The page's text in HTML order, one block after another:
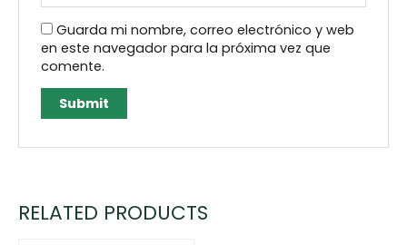
Guarda mi nombre, correo electrónico y web
en este navegador para la próxima vez que
comente.
RELATED PRODUCTS